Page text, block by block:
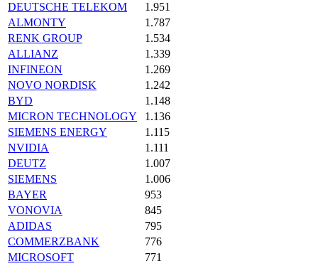
DEUTSCHE TELEKOM
1.951
ALMONTY
1.787
RENK GROUP
1.534
ALLIANZ
1.339
INFINEON
1.269
NOVO NORDISK
1.242
BYD
1.148
MICRON TECHNOLOGY
1.136
SIEMENS ENERGY
1.115
NVIDIA
1.111
DEUTZ
1.007
SIEMENS
1.006
BAYER
953
VONOVIA
845
ADIDAS
795
COMMERZBANK
776
MICROSOFT
771